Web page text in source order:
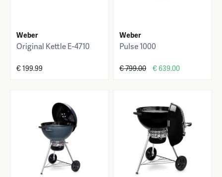
Weber
Original Kettle E-4710
€ 199.99
Weber
Pulse 1000
€ 799.00 € 639.00